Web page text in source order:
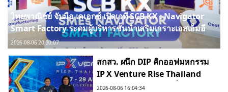
ไทยพาณิชย์ จับมือ เคเอกซ์ เปิดเวที SCB KX : Navigator
Smart Factory ระดมผู้บริหารชั้นนำเสริมเกราะเอสเอ็มอี
ไทย สู้ศึกต้นทุนพุ่ง สู่การบริหารโรงงานที่ยั่งยืน
2026-08-06 20:30:07
สกสว. ผนึก DIP คิกออฟมหกรรม
IP X Venture Rise Thailand
2026 สร้างระบบนิเวศเชื่อม
2026-08-06 16:04:34